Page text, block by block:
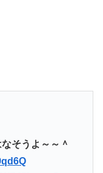
そうよ～～＾